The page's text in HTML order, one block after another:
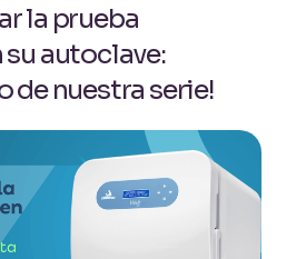
la prueba
autoclave:
de nuestra serie!